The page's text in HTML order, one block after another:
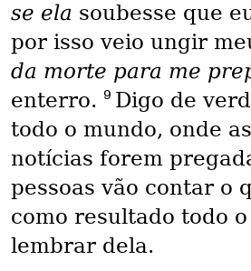
se ela soubesse que
por isso veio ungir
da morte para me
enterro. 9 Digo de
todo o mundo, onde
notícias forem
pessoas vão contar o
como resultado todo
lembrar dela.